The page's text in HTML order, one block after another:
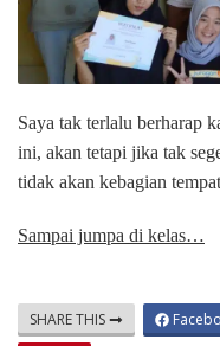
Saya tak terlalu berharap
ini, akan tetapi jika tak
tidak akan kebagian tempat
Sampai jumpa di kelas…
SHARE THIS